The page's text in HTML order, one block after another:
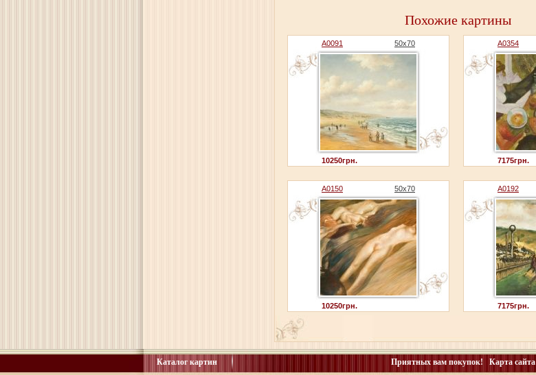
Похожие картины
A0091 50x70
10250грн.
A0354
7175грн.
A0150 50x70
10250грн.
A0192
7175грн.
Каталог картин Приятных вам покупок! Карта сайта